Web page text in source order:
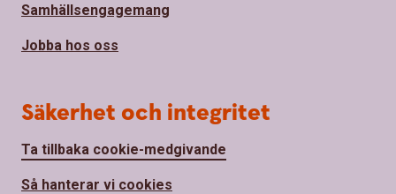
Samhällsengagemang
Jobba hos oss
Säkerhet och integritet
Ta tillbaka cookie-medgivande
Så hanterar vi cookies